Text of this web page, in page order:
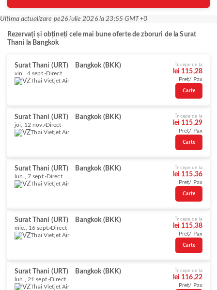
Ultima actualizare pe26 iulie 2026 la 23:55 GMT+0
Rezervați și obțineți cele mai bune oferte de zboruri de la Surat
Thani la Bangkok
Surat Thani (URT) Bangkok (BKK)
vin., 4 sept. Direct
Thai Vietjet Air
Începe de la
lei 115,28
Preț/ Pax
Carte
Surat Thani (URT) Bangkok (BKK)
joi, 12 nov. Direct
Thai Vietjet Air
Începe de la
lei 115,29
Preț/ Pax
Carte
Surat Thani (URT) Bangkok (BKK)
lun., 7 sept. Direct
Thai Vietjet Air
Începe de la
lei 115,36
Preț/ Pax
Carte
Surat Thani (URT) Bangkok (BKK)
mie., 16 sept. Direct
Thai Vietjet Air
Începe de la
lei 115,38
Preț/ Pax
Carte
Surat Thani (URT) Bangkok (BKK)
lun., 21 sept. Direct
Thai Vietjet Air
Începe de la
lei 116,22
Preț/ Pax